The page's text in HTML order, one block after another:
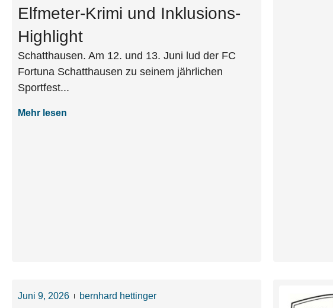
Elfmeter-Krimi und Inklusions-
Highlight
Schatthausen. Am 12. und 13. Juni lud der FC
Fortuna Schatthausen zu seinem jährlichen
Sportfest...
Mehr lesen
Juni 9, 2026 bernhard hettinger